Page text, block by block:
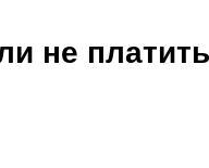
не